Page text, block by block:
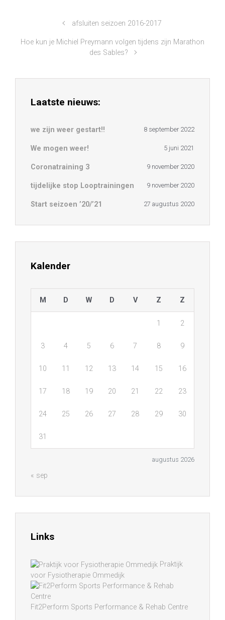
afsluiten seizoen 2016-2017
Hoe kun je Michiel Preymann volgen tijdens zijn Marathon
des Sables?
Laatste nieuws:
we zijn weer gestart!! 8 september 2022
We mogen weer! 5 juni 2021
Coronatraining 3 9 november 2020
tijdelijke stop Looptrainingen 9 november 2020
Start seizoen ’20/’21 27 augustus 2020
Kalender
augustus 2026
M D W D V Z Z
1 2
3 4 5 6 7 8 9
10 11 12 13 14 15 16
17 18 19 20 21 22 23
24 25 26 27 28 29 30
31
« sep
Links
Praktijk
voor Fysiotherapie Ommedijk
Fit2Perform Sports Performance & Rehab Centre